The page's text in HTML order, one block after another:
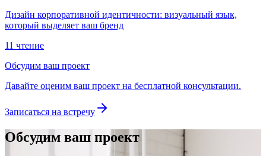
Дизайн корпоративной идентичности: визуальный язык,
который выделяет ваш бренд
11 чтение
Обсудим ваш проект
Давайте оценим ваш проект на бесплатной консультации.
Записаться на встречу
Обсудим ваш проект